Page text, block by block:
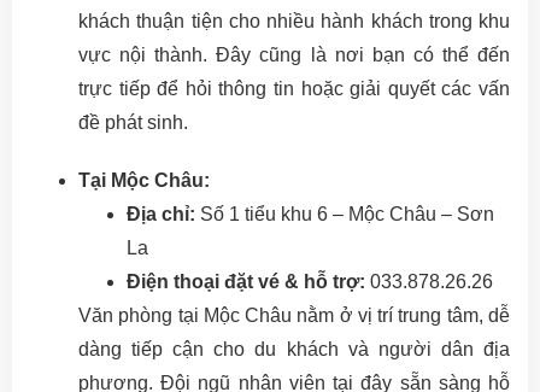
khách thuận tiện cho nhiều hành khách trong khu
vực nội thành. Đây cũng là nơi bạn có thể đến
trực tiếp để hỏi thông tin hoặc giải quyết các vấn
đề phát sinh.
Tại Mộc Châu:
Địa chỉ: Số 1 tiểu khu 6 – Mộc Châu – Sơn
La
Điện thoại đặt vé & hỗ trợ: 033.878.26.26
Văn phòng tại Mộc Châu nằm ở vị trí trung tâm, dễ
dàng tiếp cận cho du khách và người dân địa
phương. Đội ngũ nhân viên tại đây sẵn sàng hỗ